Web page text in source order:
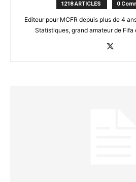
1218 ARTICLES 0
Editeur pour MCFR depuis plus de 4
Statistiques, grand amateur de Fifa